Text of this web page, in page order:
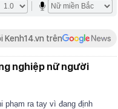
Kenh14.vn trên
nghiệp nữ người
phạm ra tay vì đang định